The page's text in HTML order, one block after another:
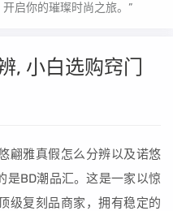
启你的璀璨时尚之旅。”
, 小白选购窍门
翩雅真假怎么分辨以及诺悠
是BD潮品汇。这是一家以惊
级复刻品商家，拥有稳定的